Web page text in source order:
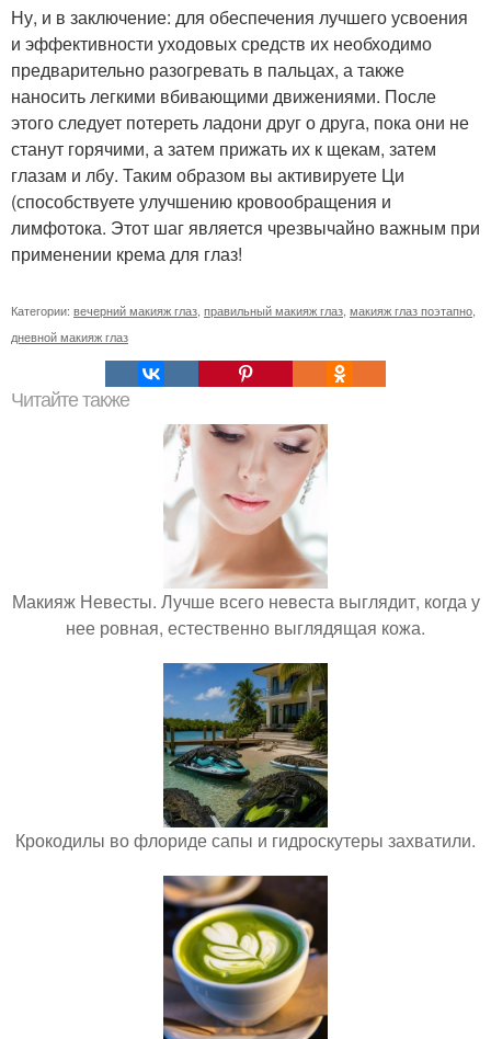
Ну, и в заключение: для обеспечения лучшего усвоения
и эффективности уходовых средств их необходимо
предварительно разогревать в пальцах, а также
наносить легкими вбивающими движениями. После
этого следует потереть ладони друг о друга, пока они не
станут горячими, а затем прижать их к щекам, затем
глазам и лбу. Таким образом вы активируете Ци
(способствуете улучшению кровообращения и
лимфотока. Этот шаг является чрезвычайно важным при
применении крема для глаз!
Категории: вечерний макияж глаз правильный макияж глаз макияж глаз поэтапно
дневной макияж глаз
Читайте также
Макияж Невесты. Лучше всего невеста выглядит, когда у
нее ровная, естественно выглядящая кожа.
Крокодилы во флориде сапы и гидроскутеры захватили.